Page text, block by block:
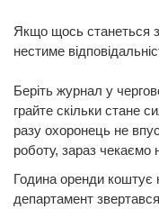
Якщо щось станеться
нестиме
Беріть журнал у
грайте скільки стане
разу охоронець не
роботу, зараз чекаємо
Година оренди коштує
департамент